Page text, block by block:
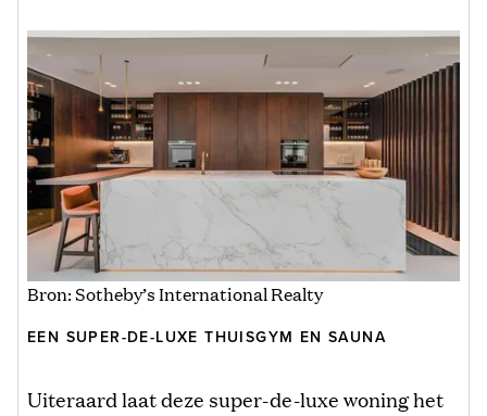
Bron: Sotheby’s International Realty
EEN SUPER-DE-LUXE THUISGYM EN SAUNA
Uiteraard laat deze super-de-luxe woning het